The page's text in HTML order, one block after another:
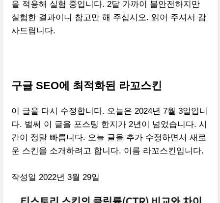
을 적용해 실험 중입니다. 2달 가까이 불안전하지만
실험한 결과이니 참고만 해 주십시오. 읽어 주셔서 감
사드립니다.
구글 SEO에 최적화된 라꼬스킨
이 글을 다시 수정합니다. 오늘은 2024년 7월 3일입니
다. 벌써 이 글을 포스팅 한지가 2년이 넘었습니다. 시
간이 정말 빠릅니다. 오늘 글을 추가 수정하면서 새로
운 스킨을 소개하려고 합니다. 이름 라꼬스킨입니다.
작성일 2022년 3월 29일